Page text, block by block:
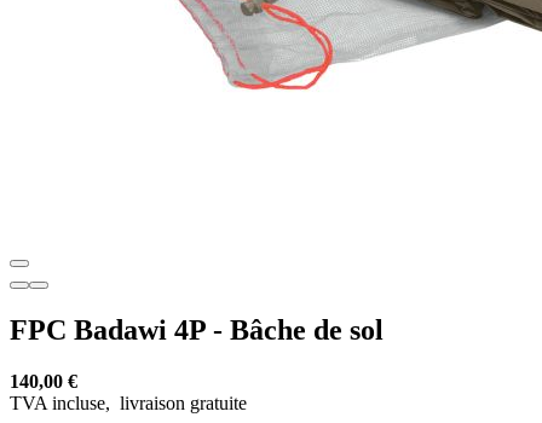
FPC Badawi 4P - Bâche de sol
140,00 €
TVA incluse, livraison gratuite